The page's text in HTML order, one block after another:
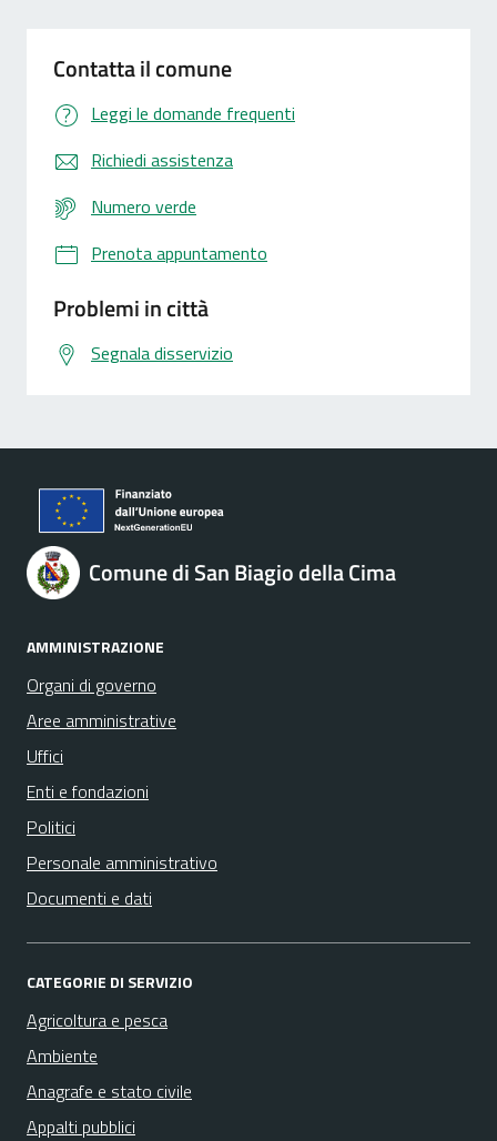
Contatta il comune
Leggi le domande frequenti
Richiedi assistenza
Numero verde
Prenota appuntamento
Problemi in città
Segnala disservizio
Comune di San Biagio della Cima
AMMINISTRAZIONE
Organi di governo
Aree amministrative
Uffici
Enti e fondazioni
Politici
Personale amministrativo
Documenti e dati
CATEGORIE DI SERVIZIO
Agricoltura e pesca
Ambiente
Anagrafe e stato civile
Appalti pubblici